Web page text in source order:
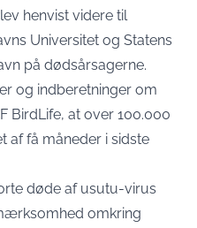
henvist videre til
Universitet og Statens
på dødsårsagerne.
og indberetninger om
BirdLife, at over 100.000
af få måneder i sidste
døde af usutu-virus
omkring